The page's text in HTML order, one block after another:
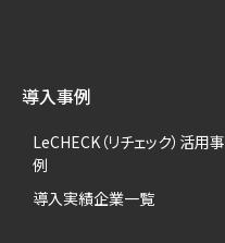
導入事例
LeCHECK（リチェック）活用事
例
導入実績企業一覧